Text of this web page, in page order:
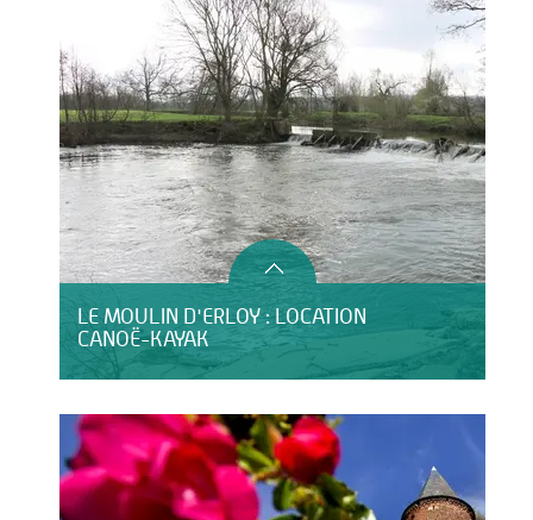
LE MOULIN D'ERLOY : LOCATION
CANOË-KAYAK